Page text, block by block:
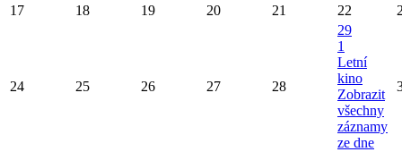
17 18 19 20 21 22
24 25 26 27 28
29
1
Letní
kino
Zobrazit
všechny
záznamy
ze dne